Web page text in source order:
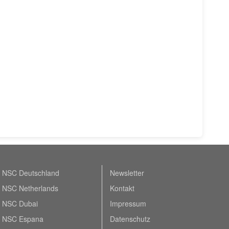
NSC Deutschland
NSC Netherlands
NSC Dubai
NSC Espana
Newsletter
Kontakt
Impressum
Datenschutz